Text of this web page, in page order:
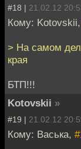
#18 | 21.02.12
Кому: Kotovskii,
> На самом
края
БТП!!!
Kotovskii »
#19 | 21.02.12
Кому: Васька,